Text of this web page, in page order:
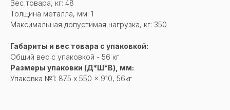
Вес товара, кг: 48
Толщина металла, мм: 1
Максимальная допустимая нагрузка, кг: 350
Габариты и вес товара с упаковкой:
Общий вес с упаковкой - 56 кг
Размеры упаковки (Д*Ш*В), мм:
Упаковка №1: 875 x 550 x 910, 56кг